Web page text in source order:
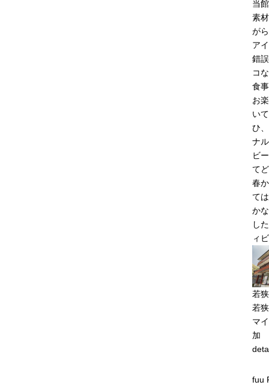
当
素
が
ア
錯
コ
食
お
い
ひ
ナ
ビ
て
春
て
か
し
ィ
若
若
マ
加
fuu